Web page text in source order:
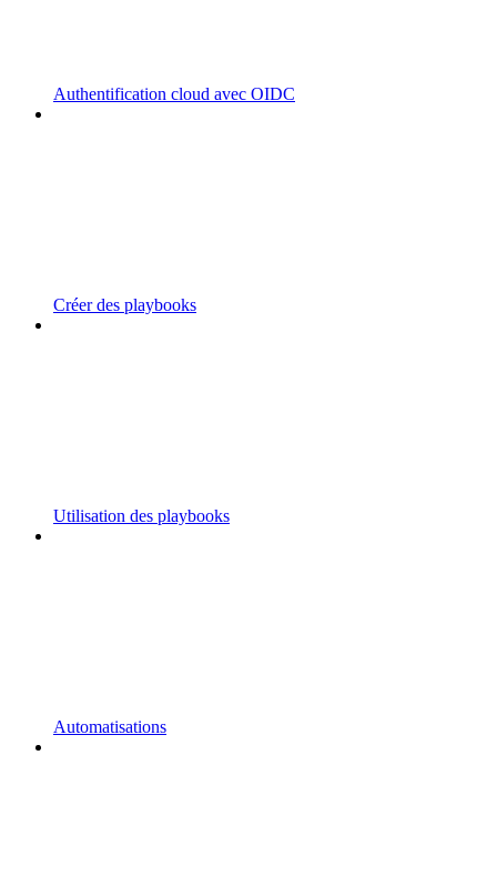
Authentification cloud avec OIDC
Créer des playbooks
Utilisation des playbooks
Automatisations